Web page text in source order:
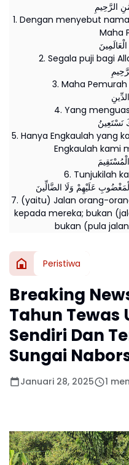
الرَّحِيمِ
1. Dengan menyebut
Maha
2. Segala puji bagi
3. Maha
4. Yang
نَسْتَعِينُ
5. Hanya Engkaulah yang
Engkaulah kami
6. Tunjukilah
عَلَيْهِمْ وَلَا الضَّالِّينَ
7. (yaitu) Jalan orang-
kepada mereka; bukan
bukan (pula
Peristiwa
Breaking
Tahun Tewas
Sendiri Dan
Sungai
Januari 28, 2025 1